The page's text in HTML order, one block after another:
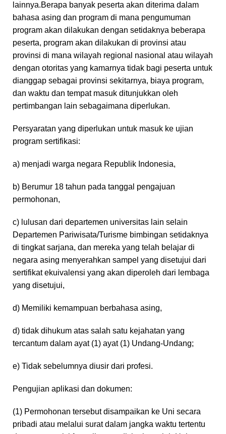
lainnya.Berapa banyak peserta akan diterima dalam
bahasa asing dan program di mana pengumuman
program akan dilakukan dengan setidaknya beberapa
peserta, program akan dilakukan di provinsi atau
provinsi di mana wilayah regional nasional atau wilayah
dengan otoritas yang kamarnya tidak bagi peserta untuk
dianggap sebagai provinsi sekitarnya, biaya program,
dan waktu dan tempat masuk ditunjukkan oleh
pertimbangan lain sebagaimana diperlukan.
Persyaratan yang diperlukan untuk masuk ke ujian
program sertifikasi:
a) menjadi warga negara Republik Indonesia,
b) Berumur 18 tahun pada tanggal pengajuan
permohonan,
c) lulusan dari departemen universitas lain selain
Departemen Pariwisata/Turisme bimbingan setidaknya
di tingkat sarjana, dan mereka yang telah belajar di
negara asing menyerahkan sampel yang disetujui dari
sertifikat ekuivalensi yang akan diperoleh dari lembaga
yang disetujui,
d) Memiliki kemampuan berbahasa asing,
d) tidak dihukum atas salah satu kejahatan yang
tercantum dalam ayat (1) ayat (1) Undang-Undang;
e) Tidak sebelumnya diusir dari profesi.
Pengujian aplikasi dan dokumen:
(1) Permohonan tersebut disampaikan ke Uni secara
pribadi atau melalui surat dalam jangka waktu tertentu